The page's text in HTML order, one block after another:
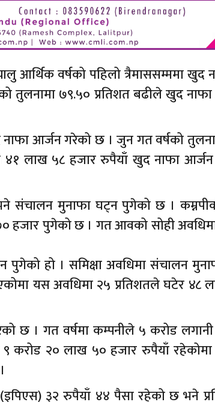
आर्थिक वर्षको पहिलो त्रैमाससम्ममा खुद
तुलनामा ७९.५० प्रतिशत बढीले खुद
आर्जन गरेको छ । जुन गत वर्षको
४१ लाख ५८ हजार रुपैयाँ खुद नाफा
संचालन मुनाफा घट्न पुगेको छ ।
हजार पुगेको छ । गत आवको सोही
हो । समिक्षा अवधिमा संचालन
यस अवधिमा २५ प्रतिशतले घटेर ४८
छ । गत वर्षमा कम्पनीले ५ करोड
९ करोड २० लाख ५० हजार रुपैयाँ
(इपिएस) ३२ रुपैयाँ ४४ पैसा रहेको छ भने